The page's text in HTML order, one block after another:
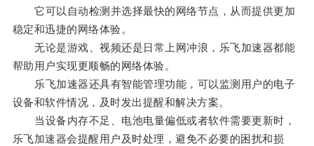
它可以自动检测并选择最快的网络节点，从而提供更加
稳定和迅捷的网络体验。
无论是游戏、视频还是日常上网冲浪，乐飞加速器都能
帮助用户实现更顺畅的网络体验。
乐飞加速器还具有智能管理功能，可以监测用户的电子
设备和软件情况，及时发出提醒和解决方案。
当设备内存不足、电池电量偏低或者软件需要更新时，
乐飞加速器会提醒用户及时处理，避免不必要的困扰和损